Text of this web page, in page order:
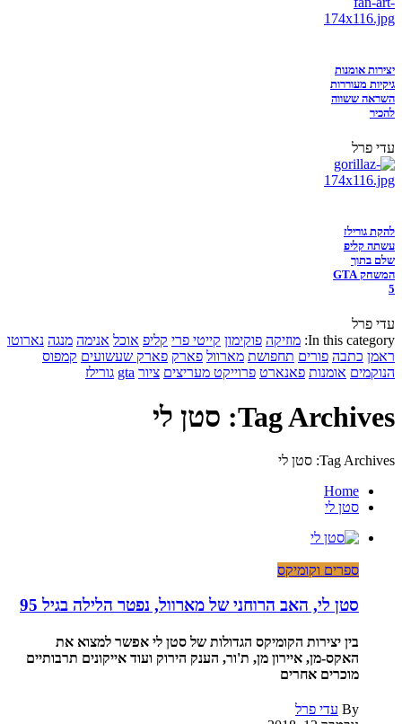
יצירות אומנות
גיקיות מעוררות
השראה ששווה
להכיר
עדי פרל
להקת גורילז
עשתה קליפ
שלם בתוך
המשחק GTA
5
עדי פרל
In this category: מוזיקה פוקימון קייטי פרי קליפ אוכל אנימה מנגה נארוטו
ראמן כתבה פורים תחפושת מארוול פארק פארק שעשועים קמפוס
הנוקמים אומנות פאנארט פרוייקט מעריצים ציור gta גורילז
Tag Archives: סטן לי
Tag Archives: סטן לי
Home
סטן לי
ספרים וקומיקס
סטן לי, האב הרוחני של מארוול, נפטר הלילה בגיל 95
בין יצירות הקומיקס הגדולות של סטן לי אפשר למצוא את
האקס-מן, איירון מן, ת'ור, הענק הירוק ועוד אייקונים תרבותיים
מוכרים אחרים
By עדי פרל